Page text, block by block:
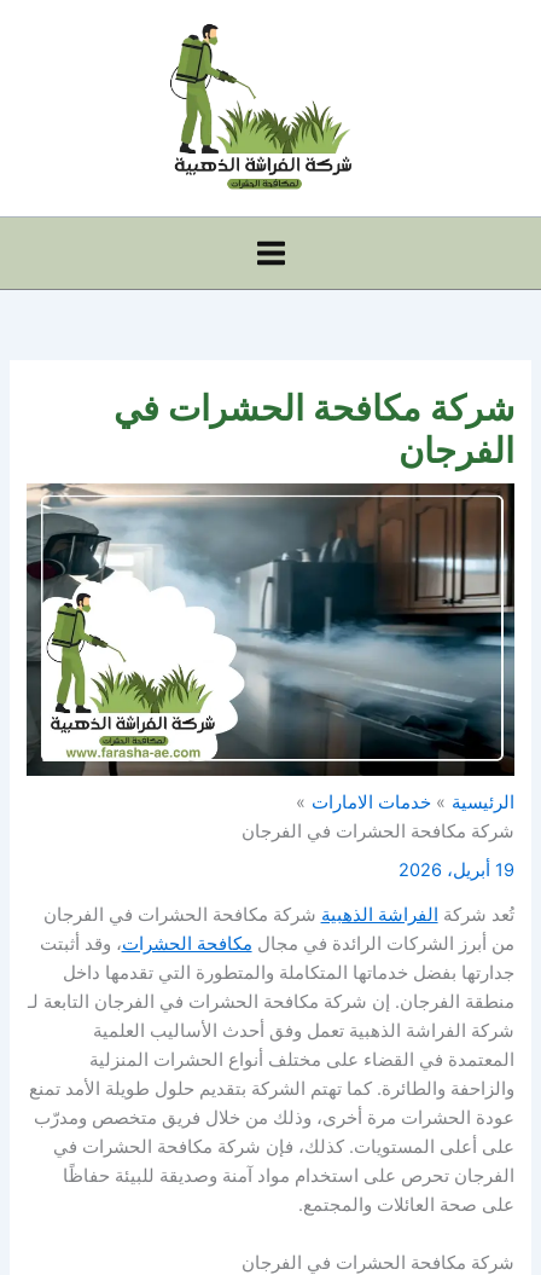
شركة مكافحة الحشرات في
الفرجان
الرئيسية
خدمات الامارات
شركة مكافحة الحشرات في الفرجان
19 أبريل، 2026
تُعد شركة الفراشة الذهبية شركة مكافحة الحشرات في الفرجان
من أبرز الشركات الرائدة في مجال مكافحة الحشرات، وقد أثبتت
جدارتها بفضل خدماتها المتكاملة والمتطورة التي تقدمها داخل
منطقة الفرجان. إن شركة مكافحة الحشرات في الفرجان التابعة لـ
شركة الفراشة الذهبية تعمل وفق أحدث الأساليب العلمية
المعتمدة في القضاء على مختلف أنواع الحشرات المنزلية
والزاحفة والطائرة. كما تهتم الشركة بتقديم حلول طويلة الأمد تمنع
عودة الحشرات مرة أخرى، وذلك من خلال فريق متخصص ومدرّب
على أعلى المستويات. كذلك، فإن شركة مكافحة الحشرات في
الفرجان تحرص على استخدام مواد آمنة وصديقة للبيئة حفاظًا
على صحة العائلات والمجتمع.
شركة مكافحة الحشرات في الفرجان